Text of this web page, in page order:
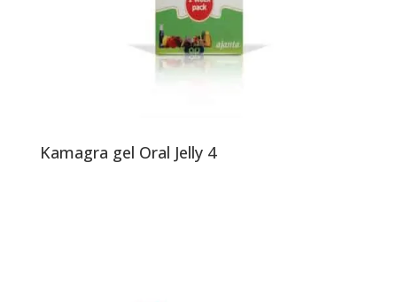
Kamagra gel Oral Jelly 4